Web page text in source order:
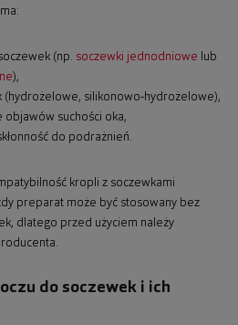
(np. soczewki jednodniowe lub
),
(hydrożelowe, silikonowo‑hydrożelowe),
objawów suchości oka,
do podrażnień.
kropli z soczewkami
preparat może być stosowany bez
dlatego przed użyciem należy
do soczewek i ich